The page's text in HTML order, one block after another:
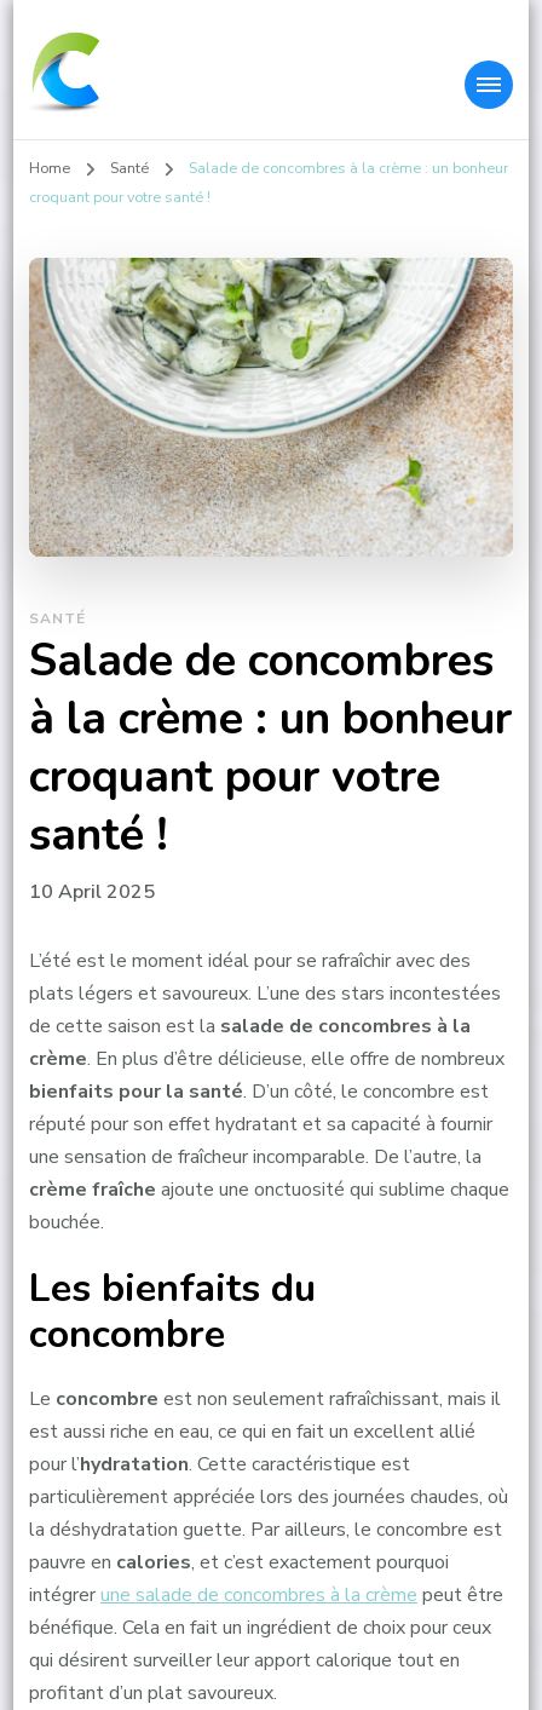
Colleys.fr
Home Santé
Salade de concombres à la crème : un bonheur
croquant pour votre santé !
SANTÉ
Salade de concombres
à la crème : un bonheur
croquant pour votre
santé !
10 April 2025
L’été est le moment idéal pour se rafraîchir avec des
plats légers et savoureux. L’une des stars incontestées
de cette saison est la salade de concombres à la
crème. En plus d’être délicieuse, elle offre de nombreux
bienfaits pour la santé. D’un côté, le concombre est
réputé pour son effet hydratant et sa capacité à fournir
une sensation de fraîcheur incomparable. De l’autre, la
crème fraîche ajoute une onctuosité qui sublime chaque
bouchée.
Les bienfaits du
concombre
Le concombre est non seulement rafraîchissant, mais il
est aussi riche en eau, ce qui en fait un excellent allié
pour l’hydratation. Cette caractéristique est
particulièrement appréciée lors des journées chaudes, où
la déshydratation guette. Par ailleurs, le concombre est
pauvre en calories, et c’est exactement pourquoi
intégrerune salade de concombres à la crème peut être
bénéfique. Cela en fait un ingrédient de choix pour ceux
qui désirent surveiller leur apport calorique tout en
profitant d’un plat savoureux.